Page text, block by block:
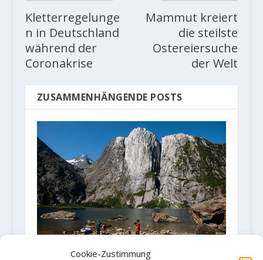
Cookie-Zustimmung
Kletterregelunge
n in Deutschland
während der
Coronakrise
Mammut kreiert
die steilste
Ostereiersuche
der Welt
ZUSAMMENHÄNGENDE POSTS